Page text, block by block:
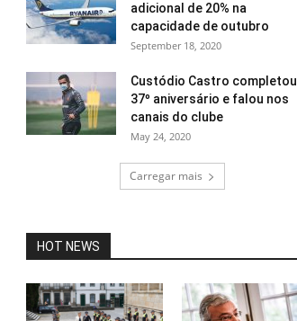
adicional de 20% na
capacidade de outubro
September 18, 2020
Custódio Castro completou
37º aniversário e falou nos
canais do clube
May 24, 2020
Carregar mais
HOT NEWS